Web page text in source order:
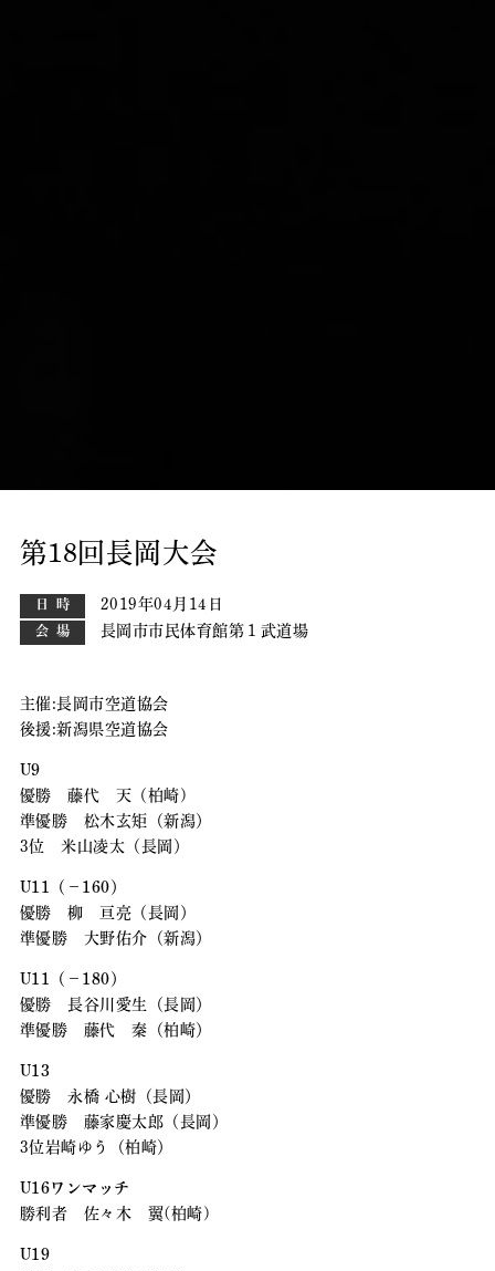
第18回長岡大会
日時 2019年04月14日
会場 長岡市市民体育館第１武道場
主催:長岡市空道協会
後援:新潟県空道協会
U9
優勝 藤代 天（柏崎)
準優勝 松木玄矩（新潟）
3位 米山凌太（長岡）
U11（－160）
優勝 柳 亘亮（長岡）
準優勝 大野佑介（新潟）
U11（－180）
優勝 長谷川愛生（長岡）
準優勝 藤代 秦（柏崎）
U13
優勝 永橋 心樹（長岡）
準優勝 藤家慶太郎（長岡）
3位岩崎ゆう（柏崎）
U16ワンマッチ
勝利者 佐々木 翼(柏崎)
U19